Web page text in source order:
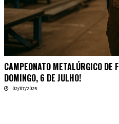
CAMPEONATO METALÚRGICO DE
DOMINGO, 6 DE JULHO!
02/07/2025